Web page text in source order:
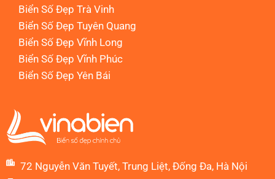
Biển Số Đẹp Trà Vinh
Biển Số Đẹp Tuyên Quang
Biển Số Đẹp Vĩnh Long
Biển Số Đẹp Vĩnh Phúc
Biển Số Đẹp Yên Bái
72 Nguyễn Văn Tuyết, Trung Liệt, Đống Đa, Hà Nội